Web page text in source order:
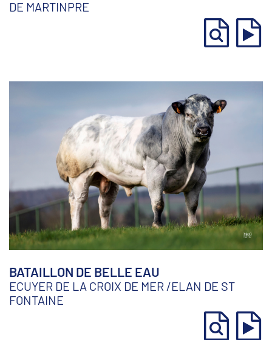
DE MARTINPRE
BATAILLON DE BELLE EAU
ECUYER DE LA CROIX DE MER /ELAN DE ST
FONTAINE